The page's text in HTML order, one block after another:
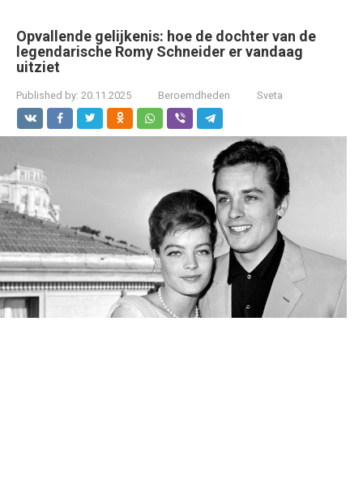
Opvallende gelijkenis: hoe de dochter van de
legendarische Romy Schneider er vandaag
uitziet
Published by: 20.11.2025 Beroemdheden Sveta